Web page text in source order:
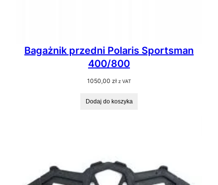
Bagażnik przedni Polaris Sportsman
400/800
1050,00 zł z VAT
Dodaj do koszyka